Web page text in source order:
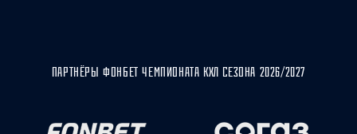
ПАРТНЁРЫ ФОНБЕТ ЧЕМПИОНАТА КХЛ СЕЗОНА 2026/2027